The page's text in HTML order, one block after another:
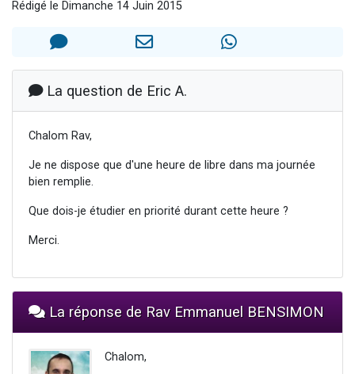
30 personnes viennent de faire un don pour Sauvez la jambe de Yohan
12 nouvelles musiques dans Torah-Box Music
29 personnes viennent de demander une bénédiction
Rédigé le Dimanche 14 Juin 2015
La question de Eric A.
Chalom Rav,
Je ne dispose que d'une heure de libre dans ma journée
bien remplie.
Que dois-je étudier en priorité durant cette heure ?
Merci.
La réponse de Rav Emmanuel BENSIMON
Chalom,